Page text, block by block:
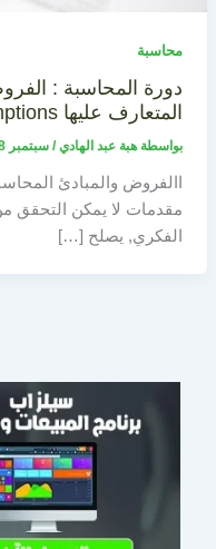
محاسبة
دورة المحاسبة :
المتعارف عليها Accounting Assumptions
بواسطة هبة عبد الهادي/ سبتمبر 8, 2018
االفروض والمبادئ
مقدمات لا يمكن التحقق
الفكري, يصلح […]